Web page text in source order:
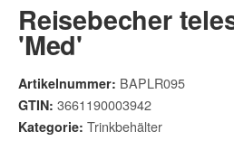
Reisebecher
'Med'
Artikelnummer: BAPLR095
GTIN: 3661190003942
Kategorie: Trinkbehälter